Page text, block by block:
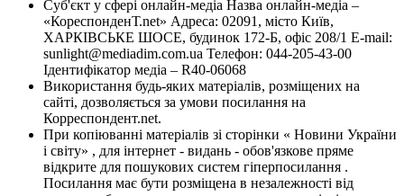
Суб'єкт у сфері онлайн-медіа Назва онлайн-медіа –
«КореспонденТ.net» Адреса: 02091, місто Київ,
ХАРКІВСЬКЕ ШОСЕ, будинок 172-Б, офіс 208/1 E-mail:
sunlight@mediadim.com.ua Телефон: 044-205-43-00
Ідентифікатор медіа – R40-06068
Використання будь-яких матеріалів, розміщених на
сайті, дозволяється за умови посилання на
Корреспондент.net.
При копіюванні матеріалів зі сторінки « Новини України
і світу» , для інтернет - видань - обов'язкове пряме
відкрите для пошукових систем гіперпосилання .
Посилання має бути розміщена в незалежності від